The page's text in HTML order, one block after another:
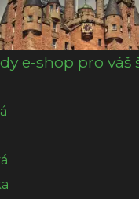
e-shop pro váš